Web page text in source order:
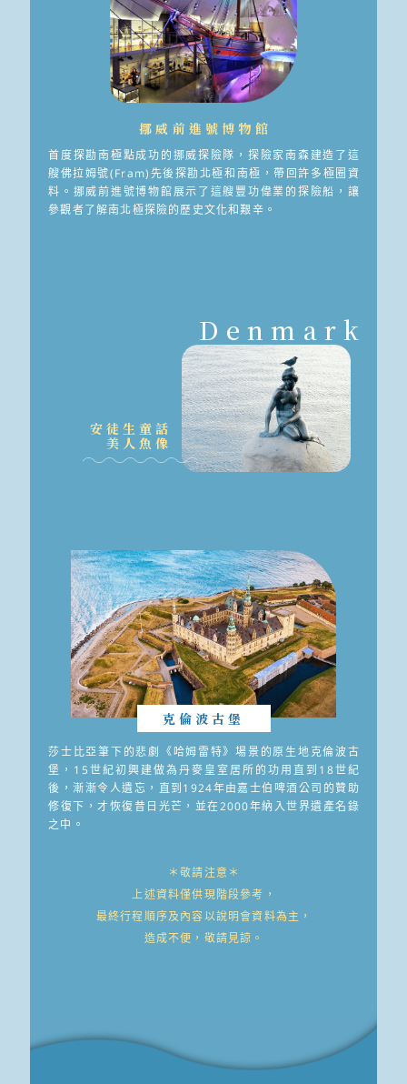
挪威前進號博物館
首度探勘南極點成功的挪威探險隊，探險家南森建造了這
艘佛拉姆號(Fram)先後探勘北極和南極，帶回許多極圈資
料。挪威前進號博物館展示了這艘豐功偉業的探險船，讓
參觀者了解南北極探險的歷史文化和艱辛。
Denmark
安徒生童話
美人魚像
克倫波古堡
莎士比亞筆下的悲劇《哈姆雷特》場景的原生地克倫波古
堡，15世紀初興建做為丹麥皇室居所的功用直到18世紀
後，漸漸令人遺忘，直到1924年由嘉士伯啤酒公司的贊助
修復下，才恢復昔日光芒，並在2000年納入世界遺產名錄
之中。
＊敬請注意＊
上述資料僅供現階段參考，
最終行程順序及內容以說明會資料為主，
造成不便，敬請見諒。